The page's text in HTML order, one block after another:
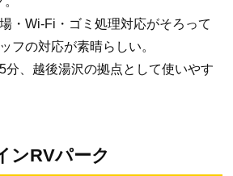
・Wi-Fi・ゴミ処理対応がそろって
フの対応が素晴らしい。
分、越後湯沢の拠点として使いやす
ンRVパーク